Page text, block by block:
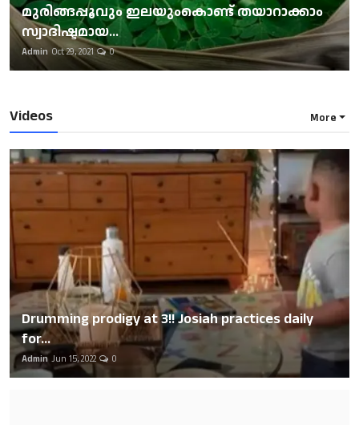
മുരിങ്ങപ്പൂവും ഇലയുംകൊണ്ട് തയാറാക്കാം
സ്വാദിഷ്ടമായ...
Admin Oct 29, 2021 0
Videos More
Drumming prodigy at 3!! Josiah practices daily
for...
Admin Jun 15, 2022 0